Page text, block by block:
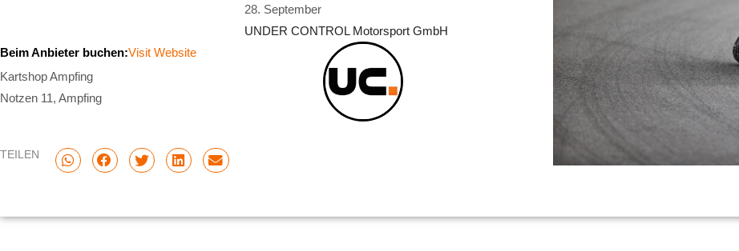
28. September
UNDER CONTROL Motorsport GmbH
Beim Anbieter buchen:Visit Website
Kartshop Ampfing
Notzen 11, Ampfing
TEILEN